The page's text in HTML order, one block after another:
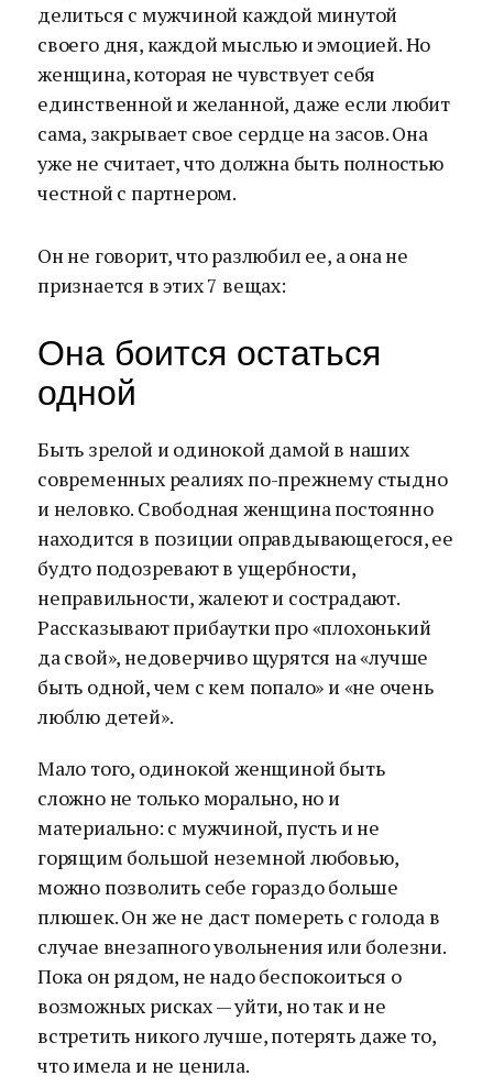
делиться с мужчиной каждой минутой
своего дня, каждой мыслью и эмоцией. Но
женщина, которая не чувствует себя
единственной и желанной, даже если любит
сама, закрывает свое сердце на засов. Она
уже не считает, что должна быть полностью
честной с партнером.
Он не говорит, что разлюбил ее, а она не
признается в этих 7 вещах:
Она боится остаться
одной
Быть зрелой и одинокой дамой в наших
современных реалиях по-прежнему стыдно
и неловко. Свободная женщина постоянно
находится в позиции оправдывающегося, ее
будто подозревают в ущербности,
неправильности, жалеют и сострадают.
Рассказывают прибаутки про «плохонький
да свой», недоверчиво щурятся на «лучше
быть одной, чем с кем попало» и «не очень
люблю детей».
Мало того, одинокой женщиной быть
сложно не только морально, но и
материально: с мужчиной, пусть и не
горящим большой неземной любовью,
можно позволить себе гораздо больше
плюшек. Он же не даст помереть с голода в
случае внезапного увольнения или болезни.
Пока он рядом, не надо беспокоиться о
возможных рисках — уйти, но так и не
встретить никого лучше, потерять даже то,
что имела и не ценила.